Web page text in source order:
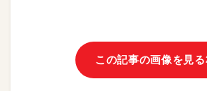
この記事の画像を見る